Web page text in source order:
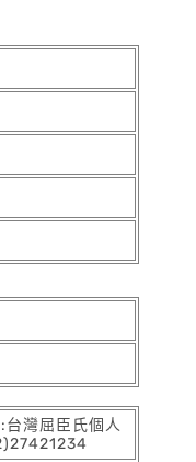
灣屈臣氏個人